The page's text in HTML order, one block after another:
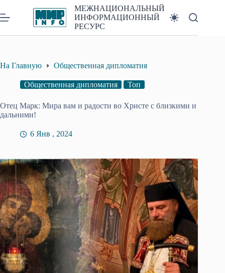
к
сути
МЕЖНАЦИОНАЛЬНЫЙ
ИНФОРМАЦИОННЫЙ
РЕСУРС
На Главную Общественная дипломатия
Общественная дипломатия Топ
Отец Марк: Мира вам и радости во Христе с близкими и
дальними!
6 Янв , 2024